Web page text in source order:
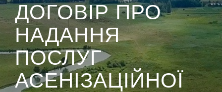
ДОГОВІР ПРО
НАДАННЯ
ПОСЛУГ
АСЕНІЗАЦІЙНОЇ